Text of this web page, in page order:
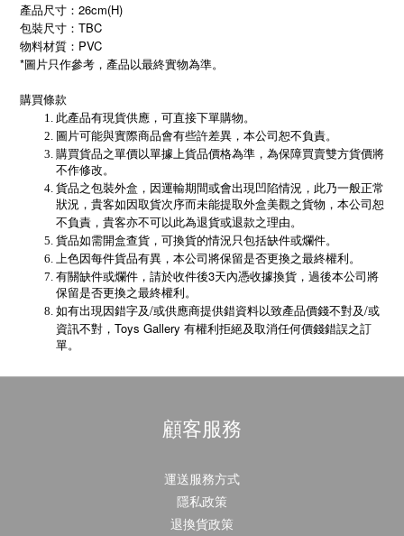
產品尺寸：26cm(H)
包裝尺寸：TBC
物料材質：PVC
*圖片只作參考，產品以最終實物為準。
購買條款
此產品有現貨供應，可直接下單購物。
圖片可能與實際商品會有些許差異，本公司恕不負責。
購買貨品之單價以單據上貨品價格為準，為保障買賣雙方貨價將
不作修改。
貨品之包裝外盒，因運輸期間或會出現凹陷情況，此乃一般正常
狀況，貴客如因取貨次序而未能提取外盒美觀之貨物，本公司恕
不負責，貴客亦不可以此為退貨或退款之理由。
貨品如需開盒查貨，可換貨的情況只包括缺件或爛件。
上色因每件貨品有異，本公司將保留是否更換之最終權利。
有關缺件或爛件，請於收件後3天內憑收據換貨，過後本公司將
保留是否更換之最終權利。
如有出現因錯字及/或供應商提供錯資料以致產品價錢不對及/或
資訊不對， Toys Gallery 有權利拒絕及取消任何價錢錯誤之訂
單。
顧客服務
運送服務方式
隱私政策
退換貨政策